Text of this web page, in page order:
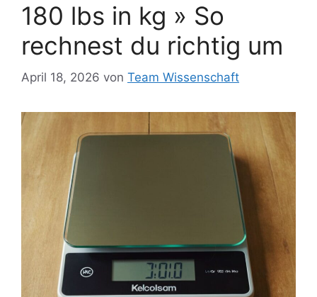
180 lbs in kg » So
rechnest du richtig um
April 18, 2026 von Team Wissenschaft